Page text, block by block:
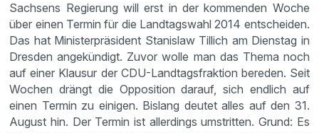
Sachsens Regie­rung will erst in der kommenden Woche
über einen Termin für die Landtags­wahl 2014 entscheiden.
Das hat Minis­ter­prä­si­dent Stanislaw Tillich am Dienstag in
Dresden angekün­digt. Zuvor wolle man das Thema noch
auf einer Klausur der CDU-Landtags­frak­tion bereden. Seit
Wochen drängt die Opposi­tion darauf, sich endlich auf
einen Termin zu einigen. Bislang deutet alles auf den 31.
August hin. Der Termin ist aller­dings umstritten. Grund: Es